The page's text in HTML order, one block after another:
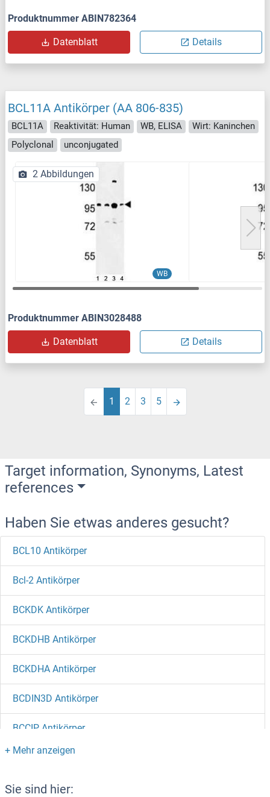
Produktnummer ABIN782364
Datenblatt Details
BCL11A Antikörper (AA 806-835)
BCL11A Reaktivität: Human WB, ELISA
Wirt: Kaninchen
Polyclonal
unconjugated
WB
2 Abbildungen
Produktnummer ABIN3028488
Datenblatt Details
1 2 3 5
Target information, Synonyms, Latest
references
Haben Sie etwas anderes gesucht?
BCL10 Antikörper
Bcl-2 Antikörper
BCKDK Antikörper
BCKDHB Antikörper
BCKDHA Antikörper
BCDIN3D Antikörper
BCCIP Antikörper
BCAT2 Antikörper
BCAS3 Antikörper
Sie sind hier: